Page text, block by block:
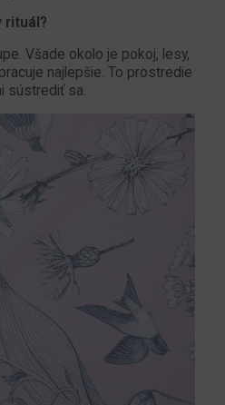
rituál?
Všade okolo je pokoj, lesy,
najlepšie. To prostredie
sústrediť sa.